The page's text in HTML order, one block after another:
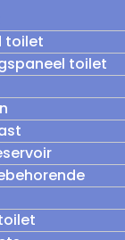
toilet
toilet